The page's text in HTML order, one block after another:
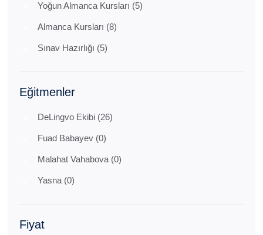
Yoğun Almanca Kursları (5)
Almanca Kursları (8)
Sınav Hazırlığı (5)
Eğitmenler
DeLingvo Ekibi (26)
Fuad Babayev (0)
Malahat Vahabova (0)
Yasna (0)
Fiyat